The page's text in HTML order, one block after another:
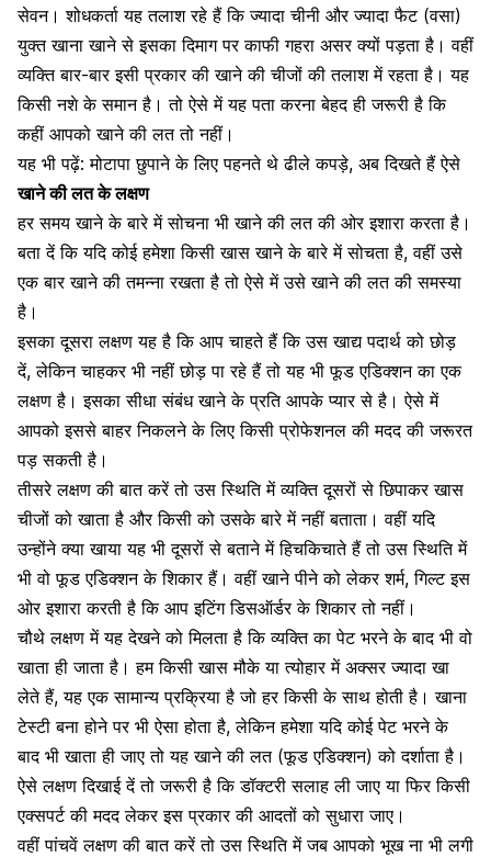
सेवन। शोधकर्ता यह तलाश रहे हैं किज्यादा चीनी औरज्यादा फैट(वसा)
युक्त खाना खाने से इसका दिमाग पर काफी गहरा असर क्यों पड़ता है। वहीं
व्यक्ति बार-बार इसी प्रकार की खाने की चीजों की तलाश में रहता है। यह
किसी नशे के समान है। तो ऐसे में यह पता करना बेहद ही जरूरी है कि
कहीं आपको खाने की लत तो नहीं।
यह भी पढ़ें:मोटापा छुपाने के लिए पहनते थे ढीले कपड़े, अब दिखते हैं ऐसे
खाने की लत के लक्षण
हर समय खाने के बारे में सोचना भी खाने की लत की ओर इशारा करता है।
बता दें कि यदि कोई हमेशा किसी खास खाने के बारे में सोचता है, वहीं उसे
एक बार खाने की तमन्ना रखता है तो ऐसे में उसे खाने की लत की समस्या
है।
इसका दूसरा लक्षण यह है कि आप चाहते हैं कि उसखाद्य पदार्थ को छोड़
दें, लेकिन चाहकर भी नहीं छोड़ पा रहे हैं तो यह भी फूड एडिक्शन का एक
लक्षण है। इसका सीधा संबंध खाने के प्रति आपके प्यार से है। ऐसे में
आपको इससे बाहर निकलने के लिए किसी प्रोफेशनल की मदद की जरूरत
पड़ सकती है।
तीसरे लक्षण की बात करें तो उस स्थिति में व्यक्ति दूसरों से छिपाकर खास
चीजों को खाता है और किसी को उसके बारे में नहीं बताता। वहीं यदि
उन्होंने क्या खाया यह भी दूसरों से बताने में हिचकिचाते हैं तो उस स्थिति में
भी वो फूडएडिक्शन के शिकार हैं। वहीं खाने पीने को लेकर शर्म, गिल्ट इस
ओर इशारा करती है कि आपइटिंग डिसऑर्डर के शिकारतो नहीं।
चौथे लक्षण में यह देखने को मिलता है कि व्यक्ति का पेट भरने के बाद भी वो
खाता ही जाता है। हम किसी खास मौके या त्योहार में अक्सर ज्यादा खा
लेते हैं, यह एक सामान्य प्रक्रिया है जो हर किसी के साथ होती है। खाना
टेस्टी बना होने पर भी ऐसा होता है, लेकिन हमेशा यदि कोई पेट भरने के
बाद भी खाता ही जाए तो यह खाने की लत (फूड एडिक्शन) को दर्शाता है।
ऐसे लक्षण दिखाई दें तो जरूरी है किडॉक्टरी सलाह ली जाए या फिर किसी
एक्सपर्ट की मदद लेकर इस प्रकार की आदतों को सुधारा जाए।
वहीं पांचवें लक्षण की बात करें तो उस स्थिति में जब आपको भूखना भी लगी